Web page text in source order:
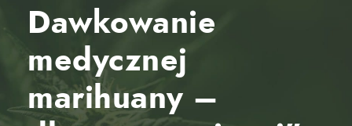
Dawkowanie
medycznej
marihuany –